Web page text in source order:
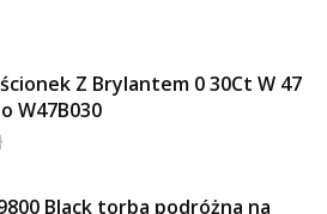
Z Brylantem 0 30Ct W 47
W47B030
Black torba podróżna na